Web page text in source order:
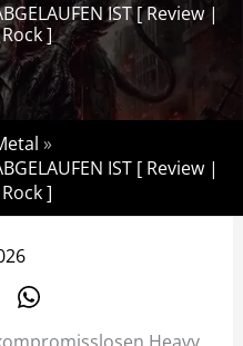
IST [ Review |
]
IST [ Review |
]